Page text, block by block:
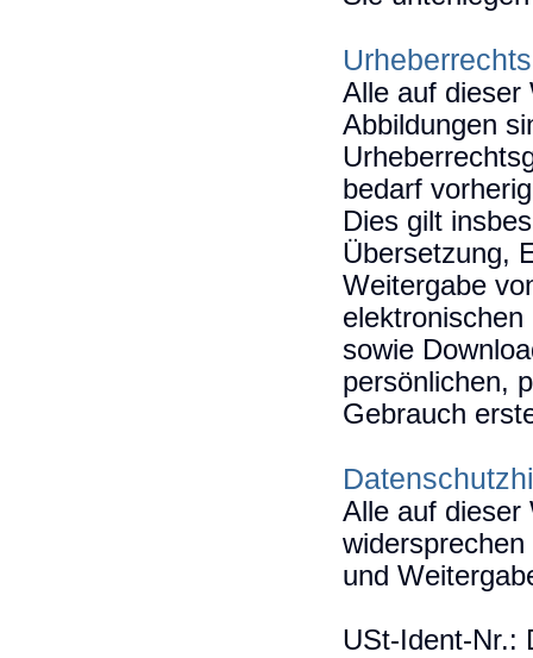
Alle auf dieser
Abbildungen
bedarf
Dies gilt
Übersetzung,
Weitergabe
sowie
persönlichen,
Gebrauch
Alle auf dieser
und
USt-Ident-Nr.: